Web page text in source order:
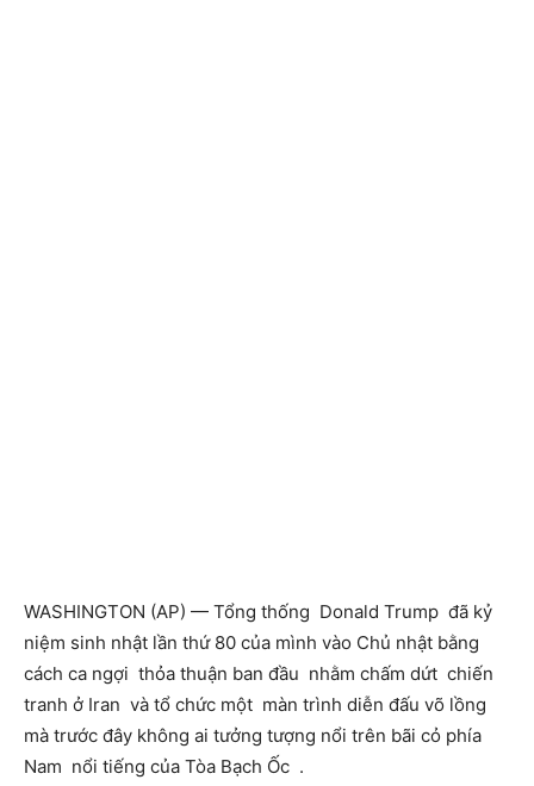
WASHINGTON (AP) — Tổng thống Donald Trump đã kỷ
niệm sinh nhật lần thứ 80 của mình vào Chủ nhật bằng
cách ca ngợi thỏa thuận ban đầu nhằm chấm dứt chiến
tranh ở Iran và tổ chức một màn trình diễn đấu võ lồng
mà trước đây không ai tưởng tượng nổi trên bãi cỏ phía
Nam nổi tiếng của Tòa Bạch Ốc .